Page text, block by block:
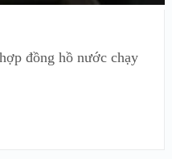
đồng hồ nước chạy